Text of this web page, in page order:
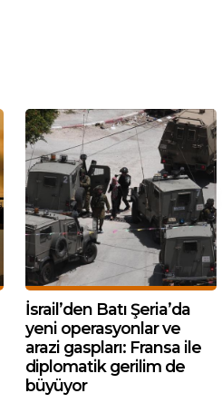
İsrail’den Batı Şeria’da
yeni operasyonlar ve
arazi gaspları: Fransa ile
diplomatik gerilim de
büyüyor